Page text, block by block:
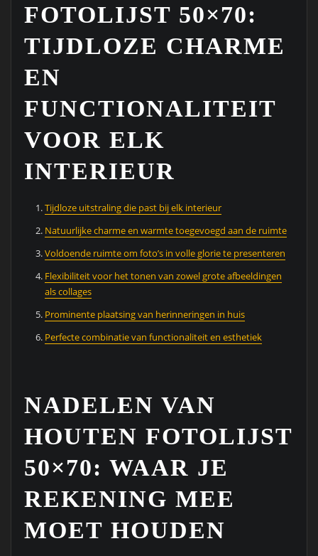
FOTOLIJST 50×70:
TIJDLOZE CHARME
EN
FUNCTIONALITEIT
VOOR ELK
INTERIEUR
Tijdloze uitstraling die past bij elk interieur
Natuurlijke charme en warmte toegevoegd aan de ruimte
Voldoende ruimte om foto’s in volle glorie te presenteren
Flexibiliteit voor het tonen van zowel grote afbeeldingen
als collages
Prominente plaatsing van herinneringen in huis
Perfecte combinatie van functionaliteit en esthetiek
NADELEN VAN
HOUTEN FOTOLIJST
50×70: WAAR JE
REKENING MEE
MOET HOUDEN